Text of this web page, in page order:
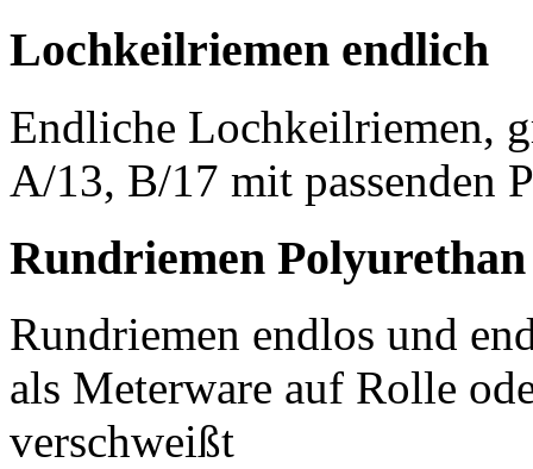
Lochkeilriemen endlich
Endliche Lochkeilriemen,
A/13, B/17 mit passenden
Rundriemen Polyurethan
Rundriemen endlos und
als Meterware auf Rolle
verschweißt